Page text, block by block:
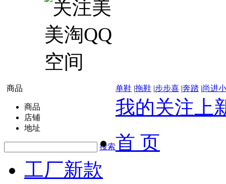
商品
商品
店铺
地址
搜索
单鞋 |拖鞋 |步步喜 |奔踏 |尚进
我的关注上
首 页
工厂新款